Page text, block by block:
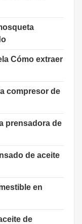
Cómo extraer
compresor de
prensadora de
de aceite
en
de